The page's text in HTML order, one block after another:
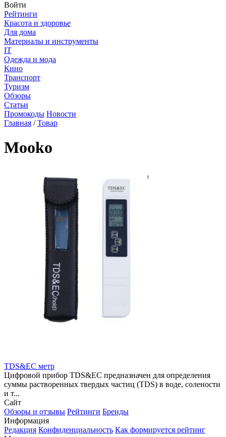
Войти
Рейтинги
Красота и здоровье
Для дома
Материалы и инструменты
IT
Одежда и мода
Кино
Транспорт
Туризм
Обзоры
Статьи
Промокоды Новости
Главная /Товар
Mooko
TDS&EC метр
Цифровой прибор TDS&EC предназначен для определения
суммы растворенных твердых частиц (TDS) в воде, солености
и т...
Сайт
Обзоры и отзывы Рейтинги Бренды
Информация
Редакция Конфиденциальность Как формируется рейтинг